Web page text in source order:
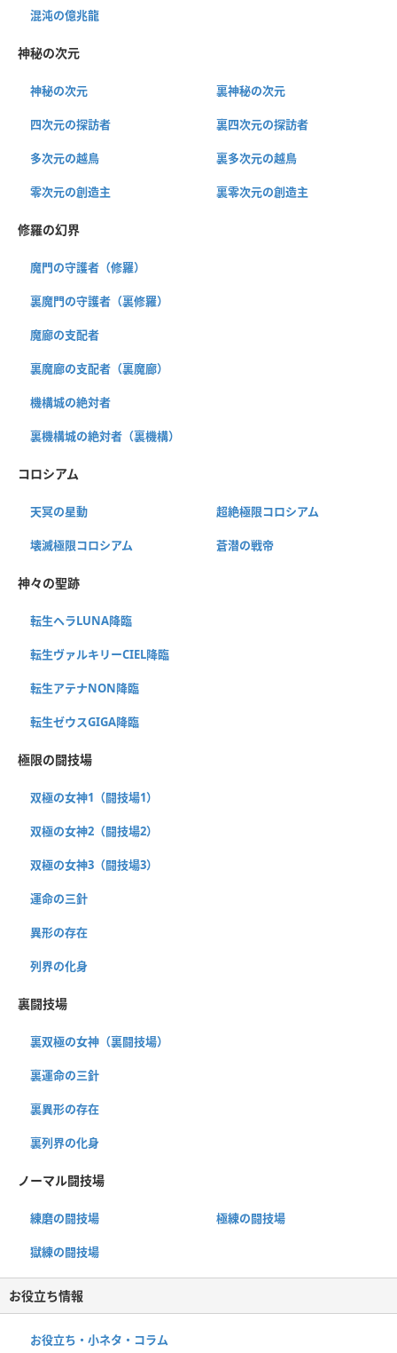
混沌の億兆龍
神秘の次元
神秘の次元 裏神秘の次元
四次元の探訪者 裏四次元の探訪者
多次元の越鳥 裏多次元の越鳥
零次元の創造主 裏零次元の創造主
修羅の幻界
魔門の守護者（修羅）
裏魔門の守護者（裏修羅）
魔廊の支配者
裏魔廊の支配者（裏魔廊）
機構城の絶対者
裏機構城の絶対者（裏機構）
コロシアム
天冥の星動 超絶極限コロシアム
壊滅極限コロシアム 蒼潜の戦帝
神々の聖跡
転生ヘラLUNA降臨
転生ヴァルキリーCIEL降臨
転生アテナNON降臨
転生ゼウスGIGA降臨
極限の闘技場
双極の女神1（闘技場1）
双極の女神2（闘技場2）
双極の女神3（闘技場3）
運命の三針
異形の存在
列界の化身
裏闘技場
裏双極の女神（裏闘技場）
裏運命の三針
裏異形の存在
裏列界の化身
ノーマル闘技場
練磨の闘技場 極練の闘技場
獄練の闘技場
お役立ち情報
お役立ち・小ネタ・コラム